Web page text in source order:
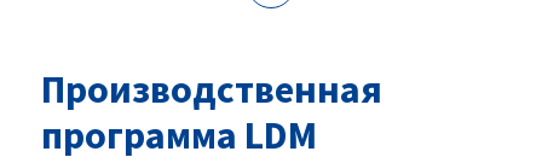
Производственная
программа LDM